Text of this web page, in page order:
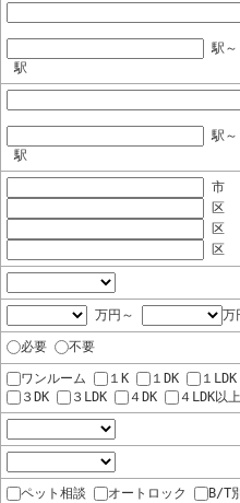
駅
駅
駅
駅
市
区
区
区
万円～ 万
必要 不要
ワンルーム １K １DK
１LDK
３DK
３LDK ４DK ４LDK以上
ペット相談 オートロック
B/T